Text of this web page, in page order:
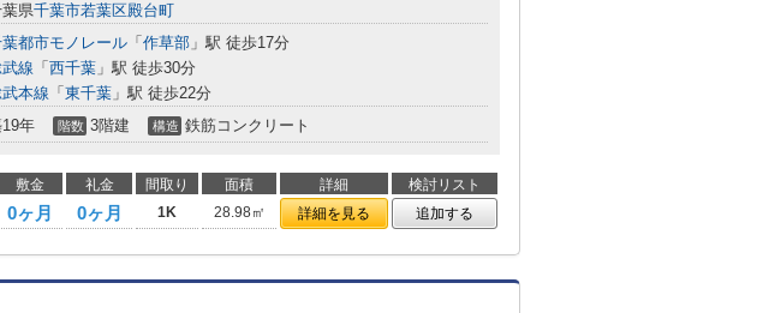
県千葉市若葉区殿台町
都市モノレール 「 作草部 」駅 徒歩17分
線 「 西千葉 」駅 徒歩30分
本線 「 東千葉 」駅 徒歩22分
年 階数 3階建 構造 鉄筋コンクリート
敷金 礼金 間取り 面積 詳細
検討リスト
0ヶ月 0ヶ月 1K 28.98㎡ 詳細を見る 追加する